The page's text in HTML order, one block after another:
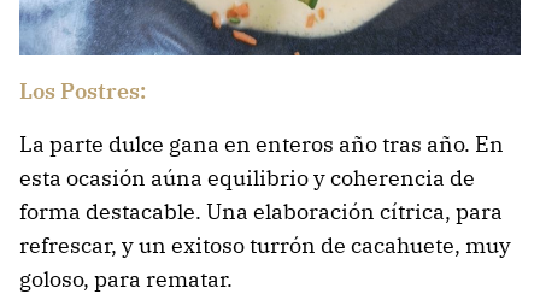
Los Postres:
La parte dulce gana en enteros año tras año. En
esta ocasión aúna equilibrio y coherencia de
forma destacable. Una elaboración cítrica, para
refrescar, y un exitoso turrón de cacahuete, muy
goloso, para rematar.